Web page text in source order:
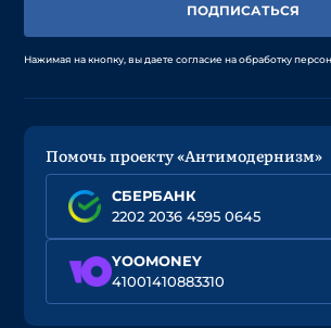
ПОДПИСАТЬСЯ
Нажимая на кнопку, вы даете согласие на обработку
Помочь проекту «Антимодернизм»
СБЕРБАНК
2202 2036 4595 0645
YOOMONEY
41001410883310